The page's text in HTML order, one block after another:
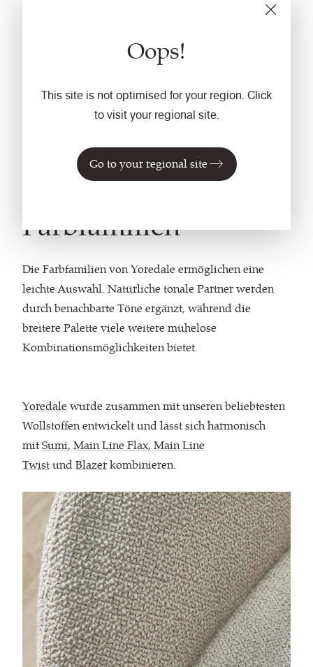
Oops!
This site is not optimised for your region. Click
to visit your regional site.
Go to your regional site
Sorgfältig
Farbfamilien
Die Farbfamilien von Yoredale ermöglichen eine
leichte Auswahl. Natürliche tonale Partner werden
durch benachbarte Töne ergänzt, während die
breitere Palette viele weitere mühelose
Kombinationsmöglichkeiten bietet.
Yoredalewurde zusammen mit unseren beliebtesten
Wollstoffen entwickelt und lässt sich harmonisch
mitSumi,Main Line Flax,Main Line
TwistundBlazerkombinieren.